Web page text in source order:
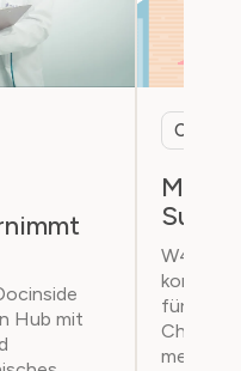
Hub mit
W4
für
China